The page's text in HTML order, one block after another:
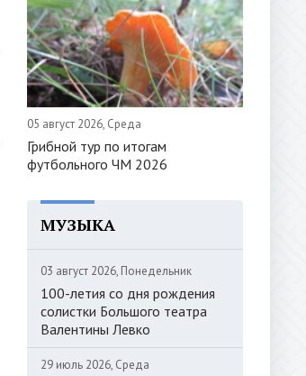
05 август 2026, Среда
Грибной тур по итогам
футбольного ЧМ 2026
МУЗЫКА
03 август 2026, Понедельник
100-летия со дня рождения
солистки Большого театра
Валентины Левко
29 июль 2026, Среда